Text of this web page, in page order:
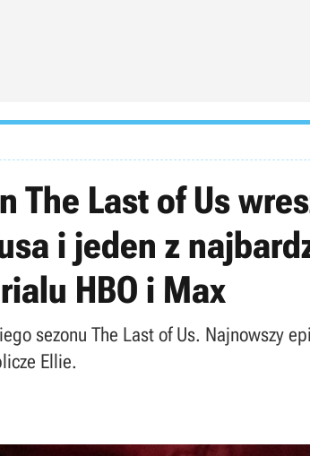
The Last of Us
i jeden z
HBO i Max
sezonu The Last of Us. Najnowszy
Ellie.